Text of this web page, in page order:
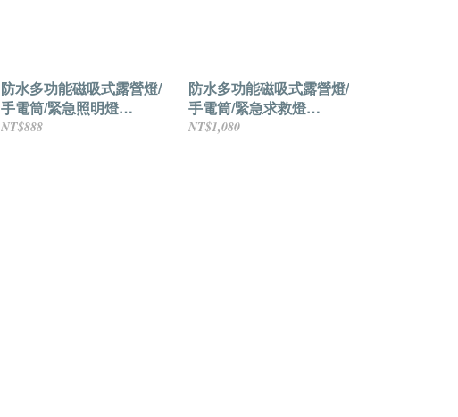
防水多功能磁吸式露營燈/
手電筒/緊急照明燈
2200mAh 青草綠
NT$888
防水多功能磁吸式露營燈/
手電筒/緊急求救燈
NT$1,080